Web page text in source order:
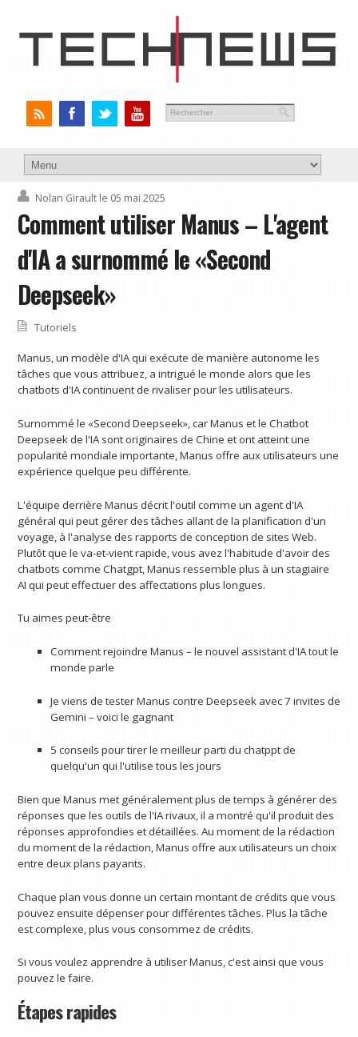
Nolan Girault le 05 mai 2025
Comment utiliser Manus – L'agent
d'IA a surnommé le «Second
Deepseek»
Tutoriels
Manus, un modèle d'IA qui exécute de manière autonome les
tâches que vous attribuez, a intrigué le monde alors que les
chatbots d'IA continuent de rivaliser pour les utilisateurs.
Surnommé le «Second Deepseek», car Manus et le Chatbot
Deepseek de l'IA sont originaires de Chine et ont atteint une
popularité mondiale importante, Manus offre aux utilisateurs une
expérience quelque peu différente.
L'équipe derrière Manus décrit l'outil comme un agent d'IA
général qui peut gérer des tâches allant de la planification d'un
voyage, à l'analyse des rapports de conception de sites Web.
Plutôt que le va-et-vient rapide, vous avez l'habitude d'avoir des
chatbots comme Chatgpt, Manus ressemble plus à un stagiaire
AI qui peut effectuer des affectations plus longues.
Tu aimes peut-être
Comment rejoindre Manus – le nouvel assistant d'IA tout le
monde parle
Je viens de tester Manus contre Deepseek avec 7 invites de
Gemini – voici le gagnant
5 conseils pour tirer le meilleur parti du chatppt de
quelqu'un qui l'utilise tous les jours
Bien que Manus met généralement plus de temps à générer des
réponses que les outils de l'IA rivaux, il a montré qu'il produit des
réponses approfondies et détaillées. Au moment de la rédaction
du moment de la rédaction, Manus offre aux utilisateurs un choix
entre deux plans payants.
Chaque plan vous donne un certain montant de crédits que vous
pouvez ensuite dépenser pour différentes tâches. Plus la tâche
est complexe, plus vous consommez de crédits.
Si vous voulez apprendre à utiliser Manus, c'est ainsi que vous
pouvez le faire.
Étapes rapides